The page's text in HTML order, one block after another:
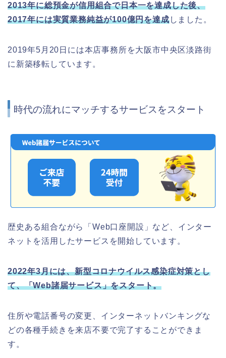
2013年に総預金が信用組合で日本一を達成した後、
2017年には実質業務純益が100億円を達成しました。
2019年5月20日には本店事務所を大阪市中央区淡路街
に新築移転しています。
時代の流れにマッチするサービスをスタート
歴史ある組合ながら「Web口座開設」など、インター
ネットを活用したサービスを開始しています。
2022年3月には、新型コロナウイルス感染症対策とし
て、「Web諸届サービス」をスタート。
住所や電話番号の変更、インターネットバンキングな
どの各種手続きを来店不要で完了することができま
す。